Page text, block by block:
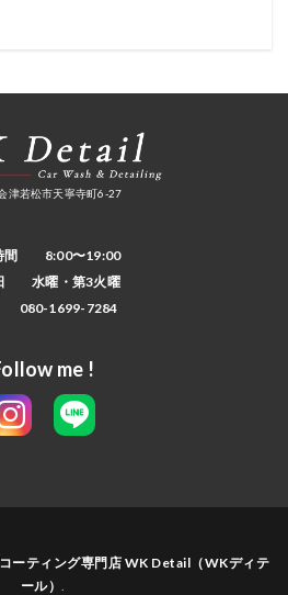
津若松市天寧寺町6-27
間 8:00〜19:00
水曜・第3火曜
080-1699-7284
me !
ーティング専門店 WK Detail（WKディテ
ール）